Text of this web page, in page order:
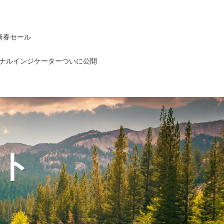
春セール
ルインジケーターついに公開